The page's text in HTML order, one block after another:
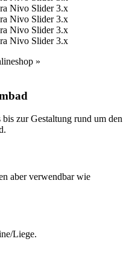
»
zur Gestaltung rund um den
aber verwendbar wie
Liege.